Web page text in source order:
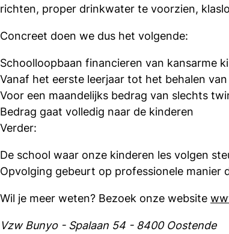
richten, proper drinkwater te voorzien,
Concreet doen we dus het volgende:
Schoolloopbaan financieren van kansarme
Vanaf het eerste leerjaar tot het behalen
Voor een maandelijks bedrag van slechts
Bedrag gaat volledig naar de kinderen
Verder:
De school waar onze kinderen les volgen
Opvolging gebeurt op professionele
Wil je meer weten? Bezoek onze website
Vzw Bunyo - Spalaan 54 - 8400 Oostende